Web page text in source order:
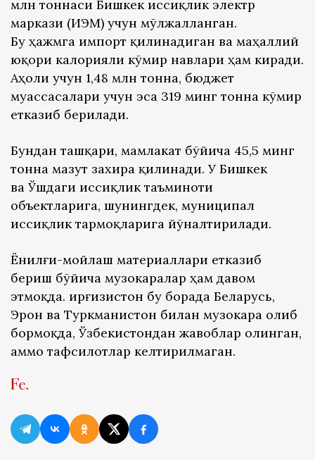
млн тоннаси Бишкек иссиқлик электр
маркази (ИЭМ) учун мўлжалланган.
Бу ҳажмга импорт қилинадиган ва маҳаллий
юқори калорияли кўмир навлари ҳам киради.
Аҳоли учун 1,48 млн тонна, бюджет
муассасалари учун эса 319 минг тонна кўмир
етказиб берилади.
Бундан ташқари, мамлакат бўйича 45,5 минг
тонна мазут захира қилинади. У Бишкек
ва Ўшдаги иссиқлик таъминоти
объектларига, шунингдек, муниципал
иссиқлик тармоқларига йўналтирилади.
Ёнилғи-мойлаш материаллари етказиб
бериш бўйича музокаралар ҳам давом
этмоқда. Қирғизистон бу борада Беларусь,
Эрон ва Туркманистон билан музокара олиб
бормоқда, Ўзбекистондан жавоблар олинган,
аммо тафсилотлар келтирилмаган.